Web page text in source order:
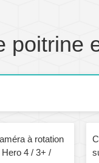
poitrine
à rotation
4 / 3+ /